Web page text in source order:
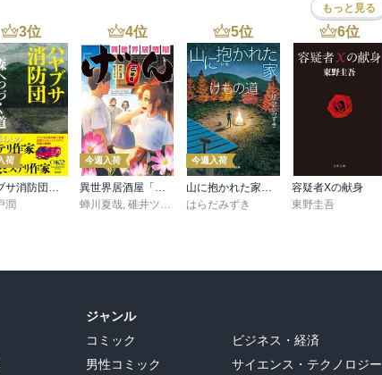
もっと見る
3位
荷
ハヤブサ消防団 森へつづく道
潤
4位
今週入荷
異世界居酒屋「げん」三杯目
蝉川夏哉, 碓井ツカサ
5位
今週入荷
山に抱かれた家 けもの道
はらだみずき
6位
容疑者Xの献身
東野圭吾
ジャンル
コミック
男性コミック
ビジネス・経済
サイエンス・テクノロジー